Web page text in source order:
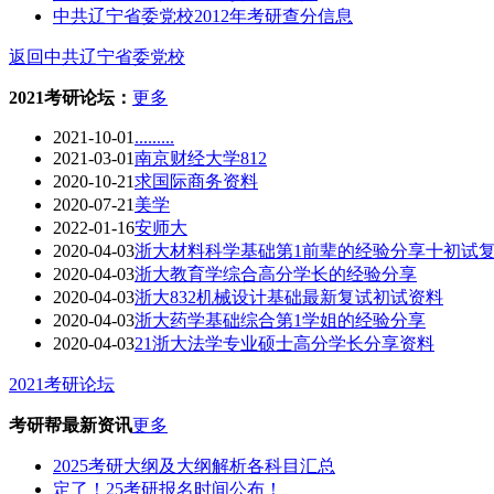
中共辽宁省委党校2012年考研查分信息
返回中共辽宁省委党校
2021考研论坛： 更多
2021-10-01 .........
2021-03-01南京财经大学812
2020-10-21求国际商务资料
2020-07-21 美学
2022-01-16安师大
2020-04-03浙大材料科学基础第1前辈的经验分享十初试
2020-04-03浙大教育学综合高分学长的经验分享
2020-04-03浙大832机械设计基础最新复试初试资料
2020-04-03浙大药学基础综合第1学姐的经验分享
2020-04-0321浙大法学专业硕士高分学长分享资料
2021考研论坛
考研帮最新资讯更多
2025考研大纲及大纲解析各科目汇总
定了！25考研报名时间公布！